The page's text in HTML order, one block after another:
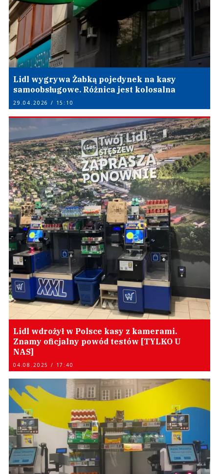
Lidl wygrywa Żabką pojedynek na kasy
samoobsługowe. Różnica jest kolosalna
29.04.2026 / 15:10
Lidl wdrożył w Polsce kasy z kamerami.
Znamy oficjalny powód testów [TYLKO U
NAS]
04.08.2025 / 17:40